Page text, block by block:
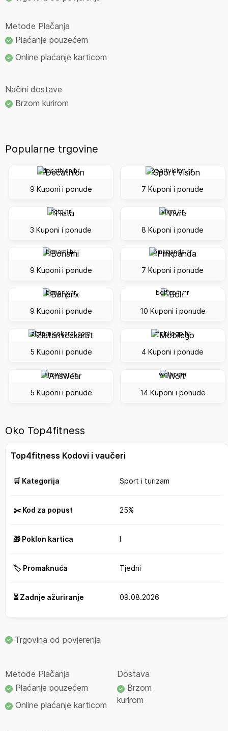
Metode Plačanja
Plaćanje pouzećem
Online plaćanje karticom
Načini dostave
Brzom kurirom
Popularne trgovine
decathlon.hr
9 Kuponi i ponude
sportvision.hr
7 Kuponi i ponude
heta.hr
3 Kuponi i ponude
vivre.hr
8 Kuponi i ponude
bonami.hr
9 Kuponi i ponude
pinkpanda.hr
7 Kuponi i ponude
bonprix.hr
9 Kuponi i ponude
bolf.com.hr
10 Kuponi i ponude
zlatarnicekarat.com
5 Kuponi i ponude
mobilego.hr
4 Kuponi i ponude
answear.hr
5 Kuponi i ponude
wolt.com
14 Kuponi i ponude
Oko Top4fitness
Top4fitness Kodovi i vaučeri
🛒 Kategorija Sport i turizam
✂️ Kod za popust 25%
🎁 Poklon kartica I
🏷️ Promaknuća Tjedni
⏳ Zadnje ažuriranje 09.08.2026
Trgovina od povjerenja
Metode Plačanja
Plaćanje pouzećem
Online plaćanje karticom
Dostava
Brzom
kurirom